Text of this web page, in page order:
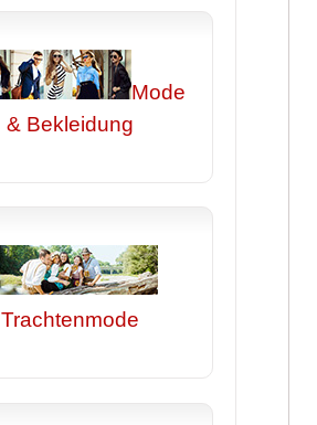
Mode
& Bekleidung
Trachtenmode